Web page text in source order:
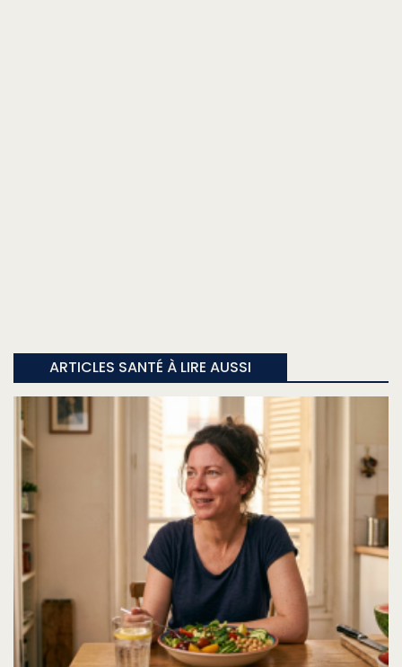
ARTICLES SANTÉ À LIRE AUSSI